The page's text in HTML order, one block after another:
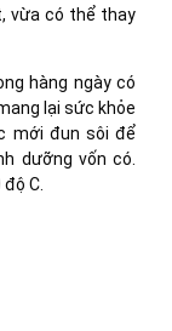
vừa có thể thay
hàng ngày có
lại sức khỏe
mới đun sôi để
dưỡng vốn có.
C.